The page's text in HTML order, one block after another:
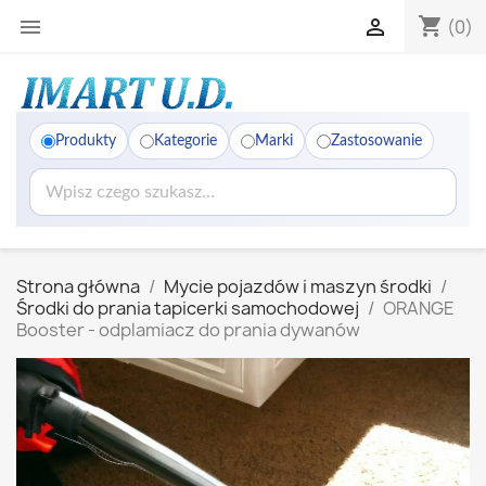
 shopping_cart (0)

Produkty Kategorie Marki Zastosowanie
Strona główna
Mycie pojazdów i maszyn środki
Środki do prania tapicerki samochodowej
ORANGE
Booster - odplamiacz do prania dywanów